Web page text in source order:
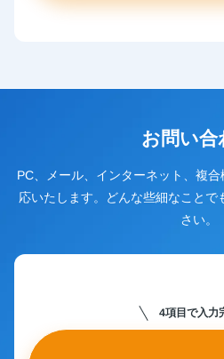
お問い合
PC、メール、インターネット、複
応いたします。どんな些細なこと
さい。
4項目で入力